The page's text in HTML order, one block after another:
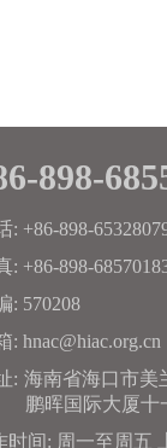
898-
: +86-898-
: +86-898-
: 570208
: hnac@hiac.org.cn
: 海南省海口市美
鹏晖国际大厦十
时间: 周一至周五